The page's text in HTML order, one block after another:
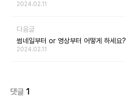
2024.02.11
다음글
썸네일부터 or 영상부터 어떻게 하세요?
2024.02.11
댓글 1